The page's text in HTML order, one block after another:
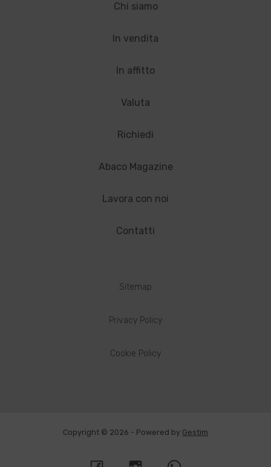
Chi siamo
In vendita
In affitto
Valuta
Richiedi
Abaco Magazine
Lavora con noi
Contatti
Sitemap
Privacy Policy
Cookie Policy
Copyright © 2026 - Powered by Gestim